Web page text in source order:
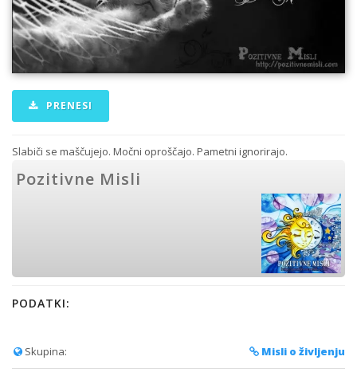
PRENESI
Slabiči se maščujejo. Močni oproščajo. Pametni ignorirajo.
Pozitivne Misli
PODATKI:
Skupina: Misli o življenju